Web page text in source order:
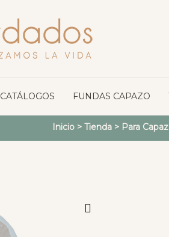
CATÁLOGOS FUNDAS CAPAZO
Inicio> Tienda> Para